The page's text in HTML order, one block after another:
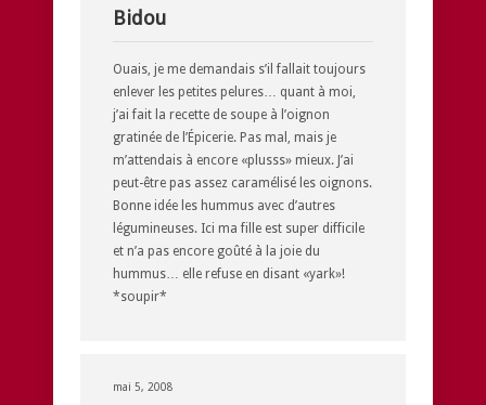
Bidou
Ouais, je me demandais s’il fallait toujours
enlever les petites pelures… quant à moi,
j’ai fait la recette de soupe à l’oignon
gratinée de l’Épicerie. Pas mal, mais je
m’attendais à encore «plusss» mieux. J’ai
peut-être pas assez caramélisé les oignons.
Bonne idée les hummus avec d’autres
légumineuses. Ici ma fille est super difficile
et n’a pas encore goûté à la joie du
hummus… elle refuse en disant «yark»!
*soupir*
mai 5, 2008